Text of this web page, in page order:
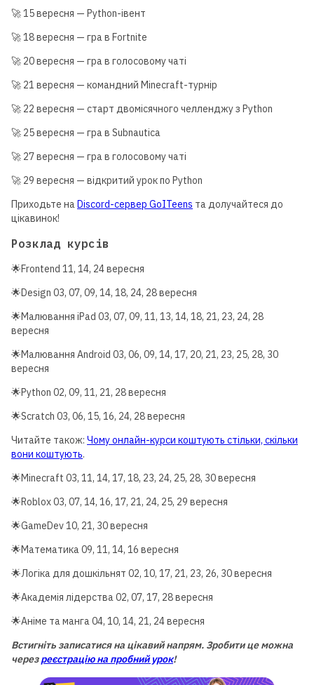
🚀 15 вересня — Python-івент
🚀 18 вересня — гра в Fortnite
🚀 20 вересня — гра в голосовому чаті
🚀 21 вересня — командний Minecraft-турнір
🚀 22 вересня — старт двомісячного челленджу з Python
🚀 25 вересня — гра в Subnautica
🚀 27 вересня — гра в голосовому чаті
🚀 29 вересня — відкритий урок по Python
Приходьте наDiscord-сервер GoITeens та долучайтеся до
цікавинок!
Розклад курсів
🌟Frontend 11, 14, 24 вересня
🌟Design 03, 07, 09, 14, 18, 24, 28 вересня
🌟Малювання iPad 03, 07, 09, 11, 13, 14, 18, 21, 23, 24, 28
вересня
🌟Малювання Android 03, 06, 09, 14, 17, 20, 21, 23, 25, 28, 30
вересня
🌟Python 02, 09, 11, 21, 28 вересня
🌟Scratch 03, 06, 15, 16, 24, 28 вересня
Читайте також: Чому онлайн-курси коштують стільки, скільки
вони коштують.
🌟Minecraft 03, 11, 14, 17, 18, 23, 24, 25, 28, 30 вересня
🌟Roblox 03, 07, 14, 16, 17, 21, 24, 25, 29 вересня
🌟GameDev 10, 21, 30 вересня
🌟Математика 09, 11, 14, 16 вересня
🌟Логіка для дошкільнят 02, 10, 17, 21, 23, 26, 30 вересня
🌟Академія лідерства 02, 07, 17, 28 вересня
🌟Аніме та манга 04, 10, 14, 21, 24 вересня
Встигніть записатися на цікавий напрям. Зробити це можна
черезреєстрацію на пробний урок!
Для дітей від 8 до 13 років
ЛІТНЯ МАЙСТЕРНЯ GOITEENS